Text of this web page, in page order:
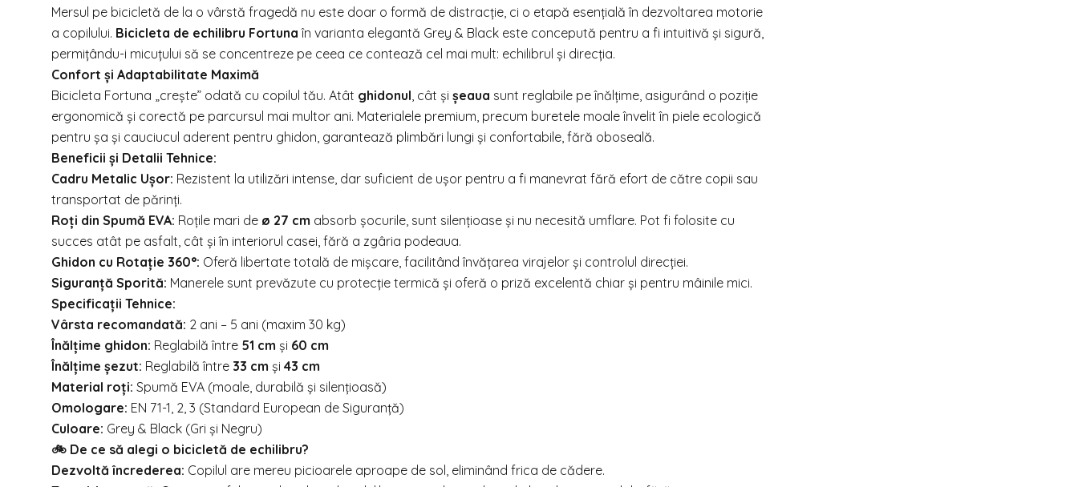
Mersul pe bicicletă de la o vârstă fragedă nu este doar o formă de distracție, ci o etapă esențială în dezvoltarea motorie
a copilului. Bicicleta de echilibru Fortuna în varianta elegantă Grey & Black este concepută pentru a fi intuitivă și sigură,
permițându-i micuțului să se concentreze pe ceea ce contează cel mai mult: echilibrul și direcția.
Confort și Adaptabilitate Maximă
Bicicleta Fortuna „crește” odată cu copilul tău. Atât ghidonul, cât și șeaua sunt reglabile pe înălțime, asigurând o poziție
ergonomică și corectă pe parcursul mai multor ani. Materialele premium, precum buretele moale învelit în piele ecologică
pentru șa și cauciucul aderent pentru ghidon, garantează plimbări lungi și confortabile, fără oboseală.
Beneficii și Detalii Tehnice:
Cadru Metalic Ușor: Rezistent la utilizări intense, dar suficient de ușor pentru a fi manevrat fără efort de către copii sau
transportat de părinți.
Roți din Spumă EVA: Roțile mari de ø 27 cm absorb șocurile, sunt silențioase și nu necesită umflare. Pot fi folosite cu
succes atât pe asfalt, cât și în interiorul casei, fără a zgâria podeaua.
Ghidon cu Rotație 360°: Oferă libertate totală de mișcare, facilitând învățarea virajelor și controlul direcției.
Siguranță Sporită: Manerele sunt prevăzute cu protecție termică și oferă o priză excelentă chiar și pentru mâinile mici.
Specificații Tehnice:
Vârsta recomandată: 2 ani – 5 ani (maxim 30 kg)
Înălțime ghidon: Reglabilă între 51 cm și 60 cm
Înălțime șezut: Reglabilă între 33 cm și 43 cm
Material roți: Spumă EVA (moale, durabilă și silențioasă)
Omologare: EN 71-1, 2, 3 (Standard European de Siguranță)
Culoare: Grey & Black (Gri și Negru)
🚲 De ce să alegi o bicicletă de echilibru?
Dezvoltă încrederea: Copilul are mereu picioarele aproape de sol, eliminând frica de cădere.